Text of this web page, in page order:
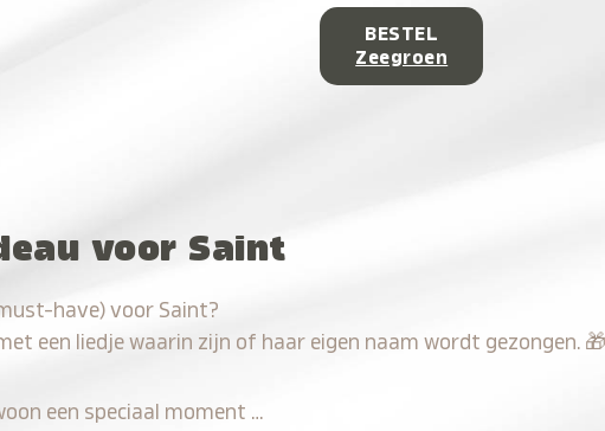
BESTEL
Zeegroen
voor Saint
have) voor Saint?
een liedje waarin zijn of haar eigen naam wordt gezongen.
een speciaal moment …